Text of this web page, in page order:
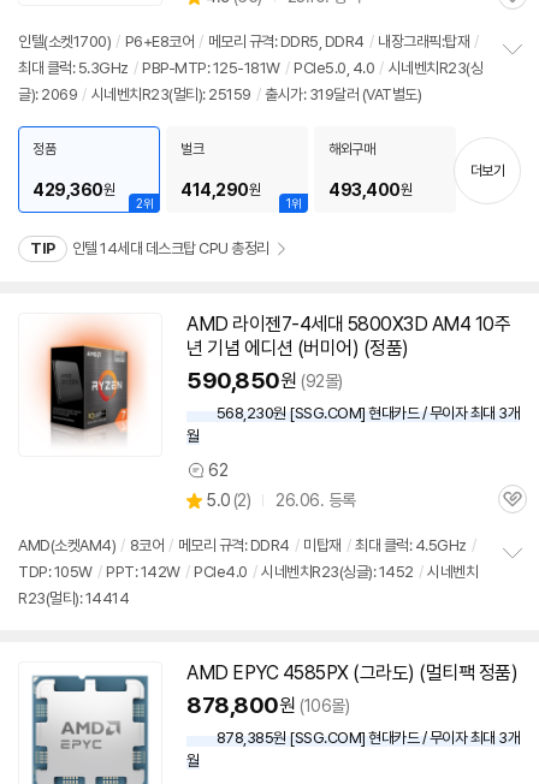
견
별
점
리
뷰
인텔(소켓1700) / P6+E8코어 / 메모리 규격: DDR5, DDR4 / 내장그래픽:탑재 /
최대 클럭: 5.3GHz / PBP-MTP: 125-181W / PCIe5.0, 4.0 / 시네벤치R23(싱
글): 2069 / 시네벤치R23(멀티): 25159 / 출시가: 319달러 (VAT별도)
기
2위
정품
429,360원
1위
벌크
414,290원
해외구매
493,400원
더보기
TIP 인텔 14세대 데스크탑 CPU 총정리
AMD 라이젠7-4세대 5800X3D AM4 10주
년 기념 에디션 (버미어) (정품)
590,850원 (92몰)
568,230원 [SSG.COM] 현대카드 / 무이자 최대 3개
월
상
품
견
62
별
점
5.0 (상
리
뷰
2) 26.06. 등록
관
AMD(소켓AM4) / 8코어 / 메모리 규격: DDR4 / 미탑재 / 최대 클럭: 4.5GHz /
TDP: 105W / PPT: 142W / PCIe4.0 / 시네벤치R23(싱글): 1452 / 시네벤치
R23(멀티): 14414
기
AMD EPYC 4585PX (그라도) (멀티팩 정품)
878,800원 (106몰)
878,385원 [SSG.COM] 현대카드 / 무이자 최대 3개
월